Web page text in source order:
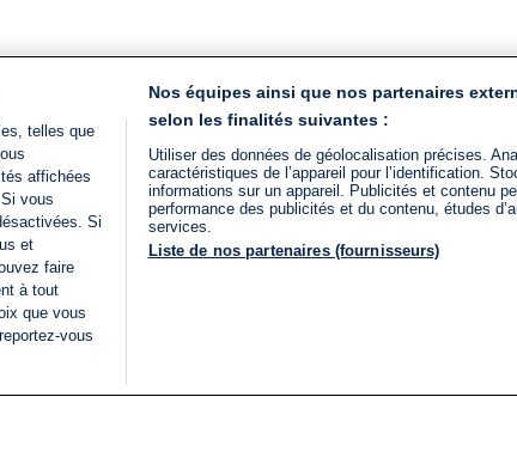
telles que
affichées
vous
Si
et
faire
à tout
que vous
vous
Nos équipes ainsi que nos partenaires
selon les finalités suivantes :
Utiliser des données de géolocalisation précises.
caractéristiques de l’appareil pour l’identification.
informations sur un appareil. Publicités et contenu
performance des publicités et du contenu, études
services.
Liste de nos partenaires (fournisseurs)